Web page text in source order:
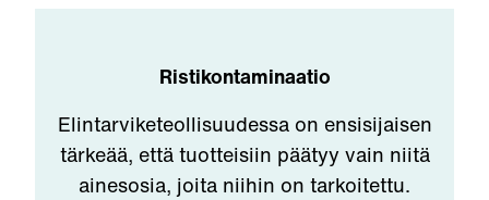
Ristikontaminaatio
Elintarviketeollisuudessa on ensisijaisen
tärkeää, että tuotteisiin päätyy vain niitä
ainesosia, joita niihin on tarkoitettu.